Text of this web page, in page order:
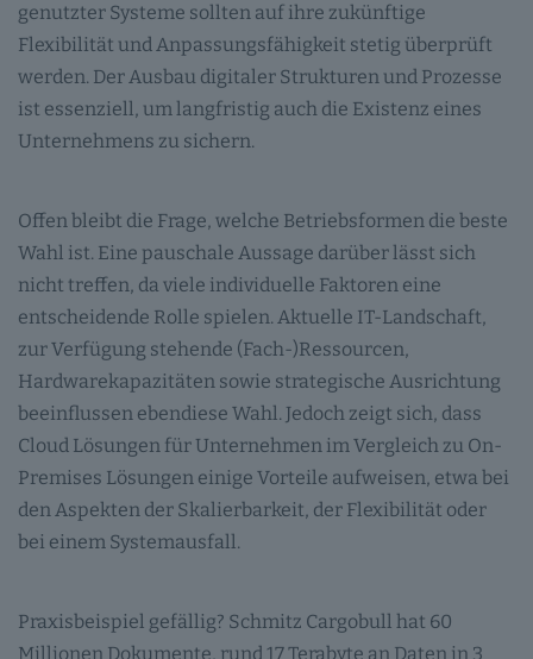
genutzter Systeme sollten auf ihre zukünftige
Flexibilität und Anpassungsfähigkeit stetig überprüft
werden. Der Ausbau digitaler Strukturen und Prozesse
ist essenziell, um langfristig auch die Existenz eines
Unternehmens zu sichern.
Offen bleibt die Frage, welche Betriebsformen die beste
Wahl ist. Eine pauschale Aussage darüber lässt sich
nicht treffen, da viele individuelle Faktoren eine
entscheidende Rolle spielen. Aktuelle IT-Landschaft,
zur Verfügung stehende (Fach-)Ressourcen,
Hardwarekapazitäten sowie strategische Ausrichtung
beeinflussen ebendiese Wahl. Jedoch zeigt sich, dass
Cloud Lösungen für Unternehmen im Vergleich zu On-
Premises Lösungen einige Vorteile aufweisen, etwa bei
den Aspekten der Skalierbarkeit, der Flexibilität oder
bei einem Systemausfall.
Praxisbeispiel gefällig? Schmitz Cargobull hat 60
Millionen Dokumente, rund 17 Terabyte an Daten in 3